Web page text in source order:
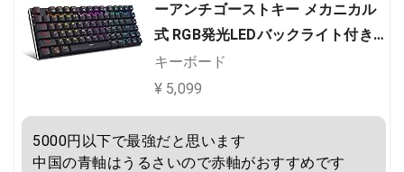
ーアンチゴーストキー メカニカル
式 RGB発光LEDバックライト付き
USB有線高速反応 防水 ゲーム用 パ
ソコン (赤軸，ブラック)
キーボード
¥ 5,099
5000円以下で最強だと思います
中国の青軸はうるさいので赤軸がおすすめです